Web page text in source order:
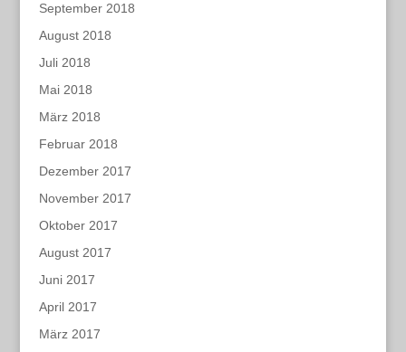
September 2018
August 2018
Juli 2018
Mai 2018
März 2018
Februar 2018
Dezember 2017
November 2017
Oktober 2017
August 2017
Juni 2017
April 2017
März 2017